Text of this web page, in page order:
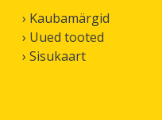
› Kaubamärgid
› Uued tooted
› Sisukaart